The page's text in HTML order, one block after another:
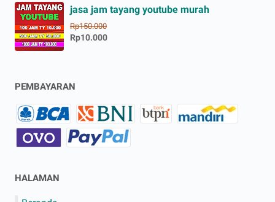
jasa jam tayang youtube murah
Rp150.000
Rp10.000
PEMBAYARAN
HALAMAN